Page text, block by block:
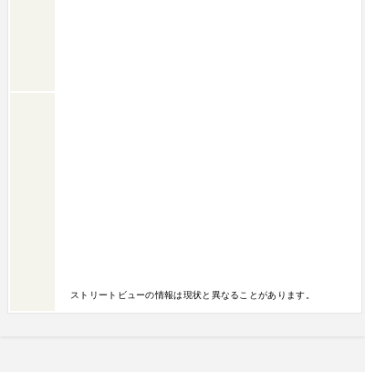
ストリートビューの情報は現状と異なることがあります。